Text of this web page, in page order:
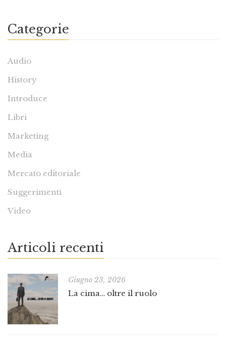
Categorie
Audio
History
Introduce
Libri
Marketing
Media
Mercato editoriale
Suggerimenti
Video
Articoli recenti
Giugno 23, 2026
La cima… oltre il ruolo